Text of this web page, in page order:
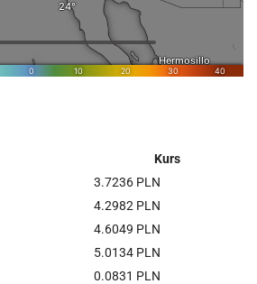
Kurs
3.7236 PLN
4.2982 PLN
4.6049 PLN
5.0134 PLN
0.0831 PLN